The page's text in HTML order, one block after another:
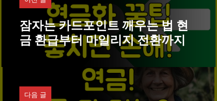
잠자는 카드포인트 깨우는 법 현
금 환급부터 마일리지 전환까지
다음 글